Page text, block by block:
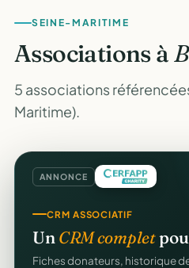
SEINE-MARITIME
Associations à
5 associations
Maritime).
ANNONCE
CRM ASSOCIATIF
Un CRM complet
Fiches donateurs, historique